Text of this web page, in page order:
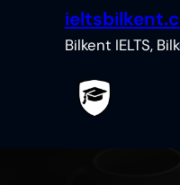
Bilkent IELTS,